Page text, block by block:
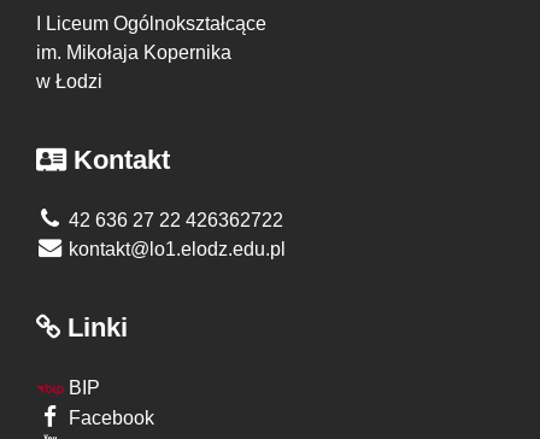
I Liceum Ogólnokształcące
im. Mikołaja Kopernika
w Łodzi
Kontakt
42 636 27 22 426362722
kontakt@lo1.elodz.edu.pl
Linki
BIP
Facebook